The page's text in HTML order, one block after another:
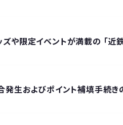
や限定イベントが満載の 「近
発生およびポイント補填手続き